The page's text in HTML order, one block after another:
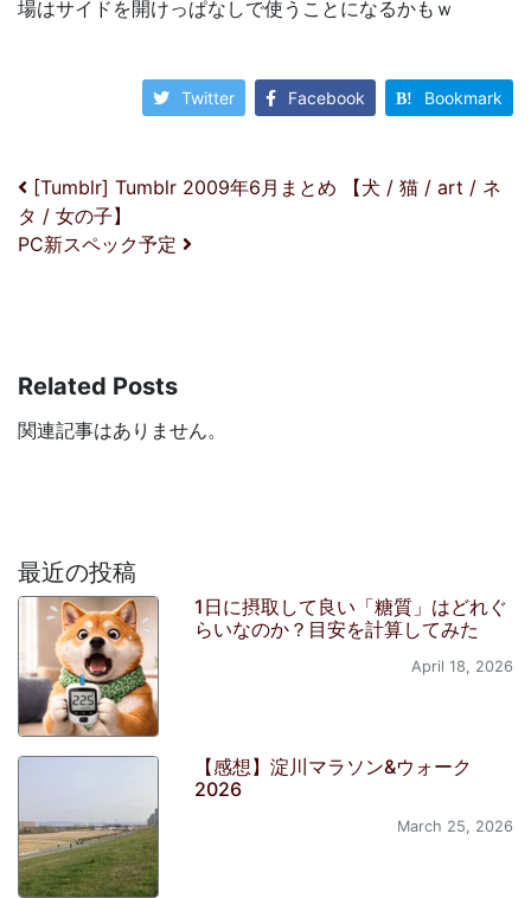
場はサイドを開けっぱなしで使うことになるかもｗ
Twitter Facebook Bookmark
投稿ナビゲーション
[Tumblr] Tumblr 2009年6月まとめ 【犬 / 猫 / art / ネ
タ / 女の子】
PC新スペック予定
Related Posts
関連記事はありません。
最近の投稿
1日に摂取して良い「糖質」はどれぐ
らいなのか？目安を計算してみた
April 18, 2026
【感想】淀川マラソン&ウォーク
2026
March 25, 2026